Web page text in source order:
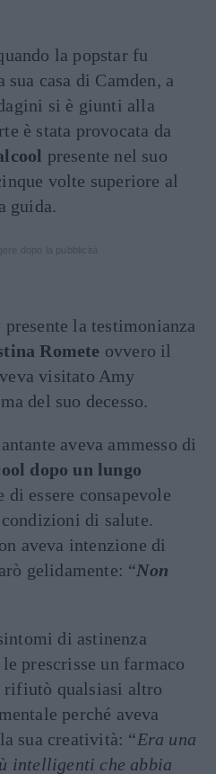
la popstar fu
casa di Camden, a
si è giunti alla
è stata provocata da
presente nel suo
volte superiore al
guida.
la testimonianza
Romete ovvero il
visitato Amy
del suo decesso.
aveva ammesso di
dopo un lungo
di essere consapevole
di salute.
aveva intenzione di
gelidamente: “Non
di astinenza
prescrisse un farmaco
rifiutò qualsiasi altro
perché aveva
sua creatività: “Era una
intelligenti che abbia